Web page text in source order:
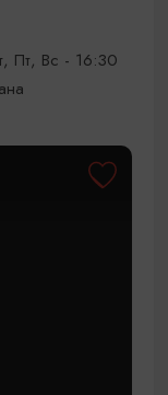
Пт, Вс - 16:30